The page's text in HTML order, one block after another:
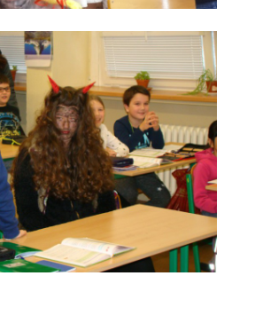
jídelně
a odhlašování obědů
řád školní jídelny